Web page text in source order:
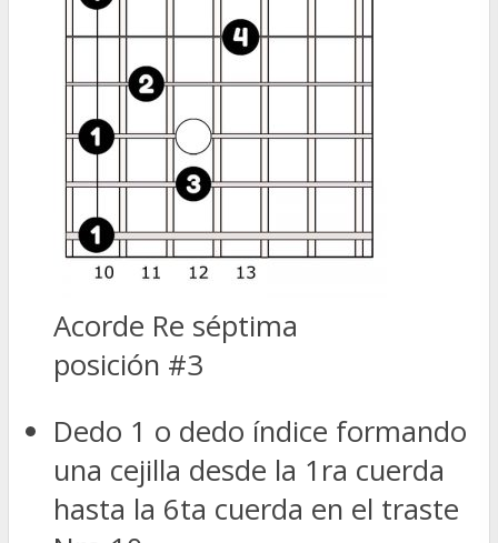
Acorde Re séptima
posición #3
Dedo 1 o dedo índice formando
una cejilla desde la 1ra cuerda
hasta la 6ta cuerda en el traste